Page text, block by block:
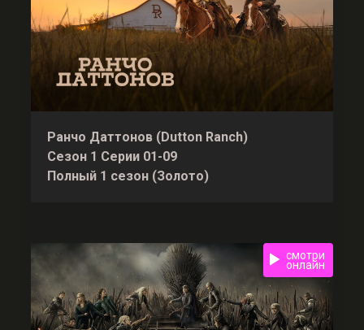
Ранчо Даттонов (Dutton Ranch)
Сезон 1 Серии 01-09
Полный 1 сезон (Золото)
смотри
онлайн